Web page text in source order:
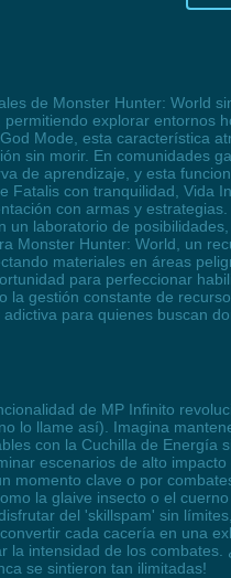
de Monster Hunter: World
explorar entornos
Mode, esta característica
sin morir. En comunidades
de aprendizaje, y esta
Fatalis con tranquilidad, Vida
con armas y
laboratorio de
Monster Hunter: World, un
materiales en áreas
para perfeccionar
gestión constante de
para quienes buscan
de MP Infinito
lo llame así). Imagina
con la Cuchilla de
escenarios de alto
momento clave o por
la glaive insecto o el
del 'skillspam' sin
cada cacería en una
la intensidad de los
se sintieron tan ilimitadas!